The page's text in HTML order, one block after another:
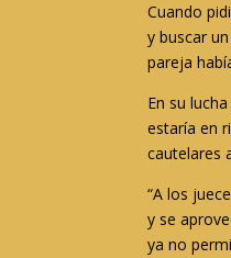
Cuando
y buscar
pareja
En su
estaría en
cautelares
“A los
y se
ya no